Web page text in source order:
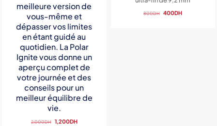
meilleure version de
vous-même et
dépasser vos limites
en étant guidé au
quotidien. La Polar
Ignite vous donne un
aperçu complet de
votre journée et des
conseils pour un
meilleur équilibre de
vie.
2,000DH
Le
1,200DHLe
800DH
Le
400DHLe